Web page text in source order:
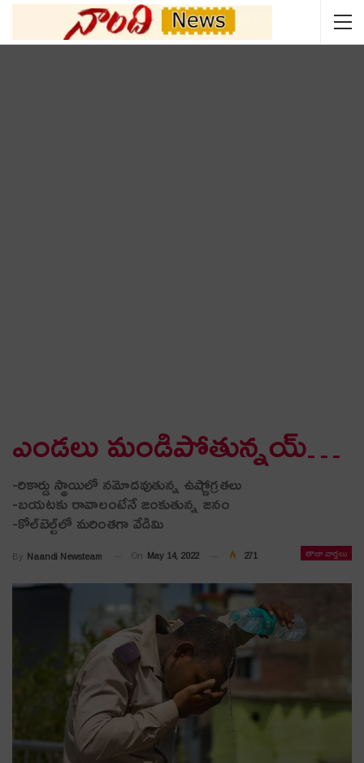
ఎండ‌లు మండిపోతున్న‌య్‌…
-రికార్డు స్థాయిలో న‌మోద‌వుతున్న ఉష్ణోగ్ర‌త‌లు
-బ‌య‌ట‌కు రావాలంటేనే జంకుతున్న జ‌నం
-కోల్‌బెల్ట్‌లో మ‌రింతగా వేడిమి
తాజా వార్తలు
By Naandi Newsteam On May 14, 2022 271